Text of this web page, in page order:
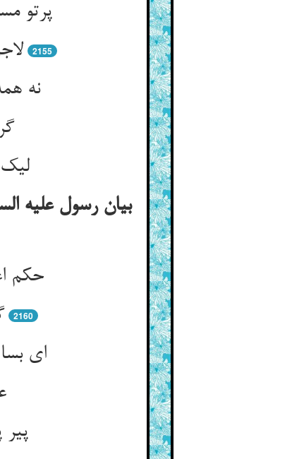
پرتو
2155
نه
بیان رسول علیه
حکم
2160
ای